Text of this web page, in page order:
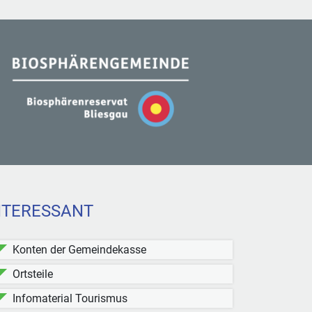
Konten der Gemeindekasse
Ortsteile
Infomaterial Tourismus